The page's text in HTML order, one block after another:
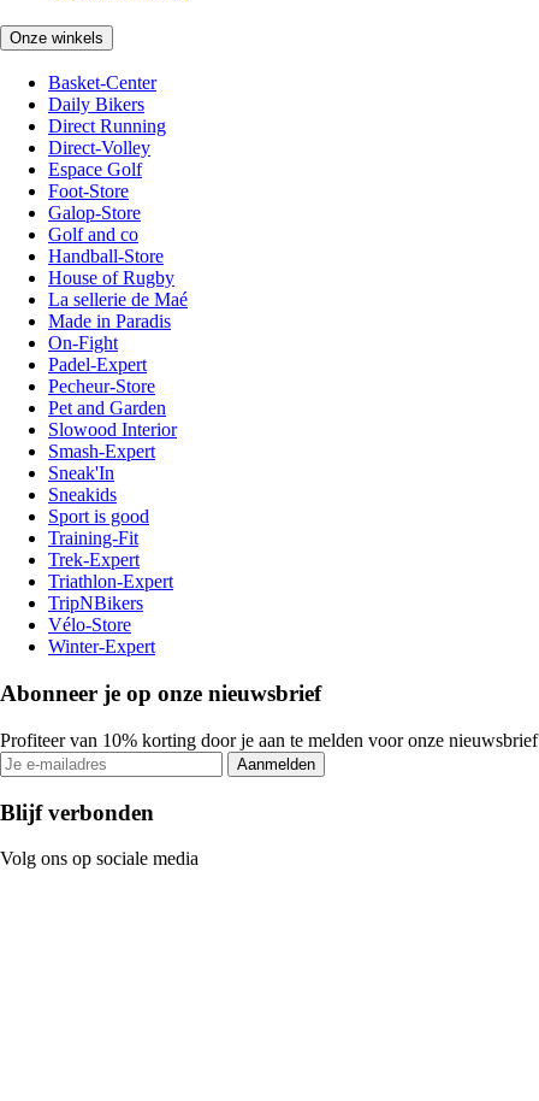
Onze winkels
Basket-Center
Daily Bikers
Direct Running
Direct-Volley
Espace Golf
Foot-Store
Galop-Store
Golf and co
Handball-Store
House of Rugby
La sellerie de Maé
Made in Paradis
On-Fight
Padel-Expert
Pecheur-Store
Pet and Garden
Slowood Interior
Smash-Expert
Sneak'In
Sneakids
Sport is good
Training-Fit
Trek-Expert
Triathlon-Expert
TripNBikers
Vélo-Store
Winter-Expert
Abonneer je op onze nieuwsbrief
Profiteer van 10% korting door je aan te melden voor onze nieuwsbrief
Aanmelden
Blijf verbonden
Volg ons op sociale media